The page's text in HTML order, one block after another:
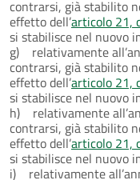
contrarsi, già stabilito
effetto dell’articolo 21,
si stabilisce nel nuovo
g) relativamente
contrarsi, già stabilito
effetto dell’articolo 21,
si stabilisce nel nuovo
h) relativamente
contrarsi, già stabilito
effetto dell’articolo 21,
si stabilisce nel nuovo
i) relativamente